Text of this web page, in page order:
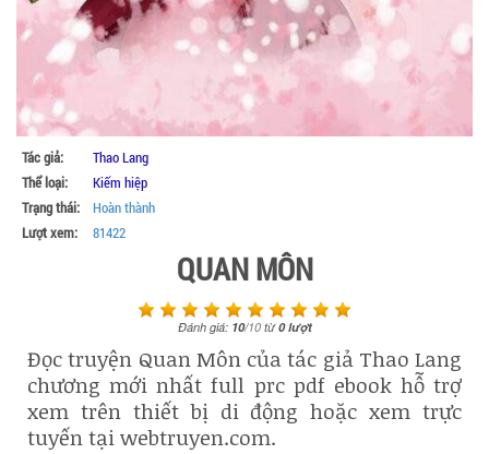
Tác giả:
Thao Lang
Thể loại:
Kiếm hiệp
Trạng thái:
Hoàn thành
Lượt xem:
81422
QUAN MÔN
Đánh giá: 10/10từ0lượt
Đọc truyện Quan Môn của tác giả Thao Lang
chương mới nhất full prc pdf ebook hỗ trợ
xem trên thiết bị di động hoặc xem trực
tuyến tại webtruyen.com.